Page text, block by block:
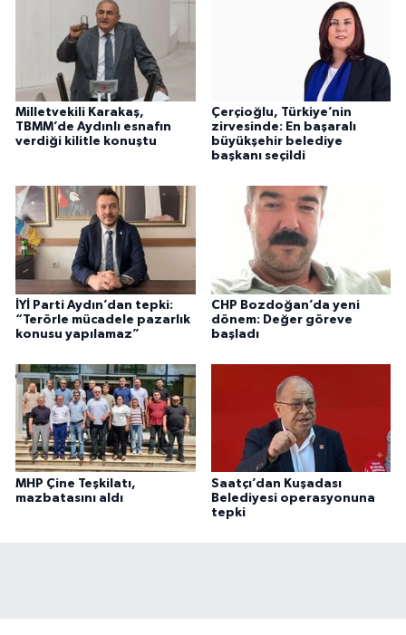
Milletvekili Karakaş,
TBMM’de Aydınlı esnafın
verdiği kilitle konuştu
Çerçioğlu, Türkiye’nin
zirvesinde: En başaralı
büyükşehir belediye
başkanı seçildi
İYİ Parti Aydın’dan tepki:
“Terörle mücadele pazarlık
konusu yapılamaz”
CHP Bozdoğan’da yeni
dönem: Değer göreve
başladı
MHP Çine Teşkilatı,
mazbatasını aldı
Saatçı’dan Kuşadası
Belediyesi operasyonuna
tepki